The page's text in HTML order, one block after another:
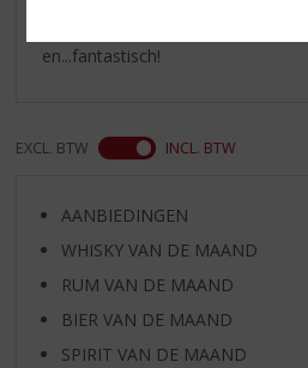
en...fantastisch!
EXCL. BTW INCL. BTW
AANBIEDINGEN
WHISKY VAN DE MAAND
RUM VAN DE MAAND
BIER VAN DE MAAND
SPIRIT VAN DE MAAND